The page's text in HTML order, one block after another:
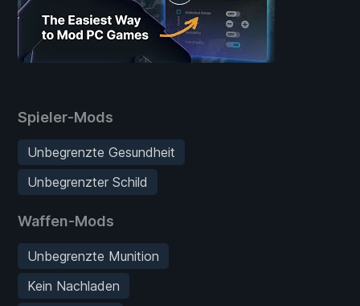
Spieler-Mods
Unbegrenzte Gesundheit
Unbegrenzter Schild
Waffen-Mods
Unbegrenzte Munition
Kein Nachladen